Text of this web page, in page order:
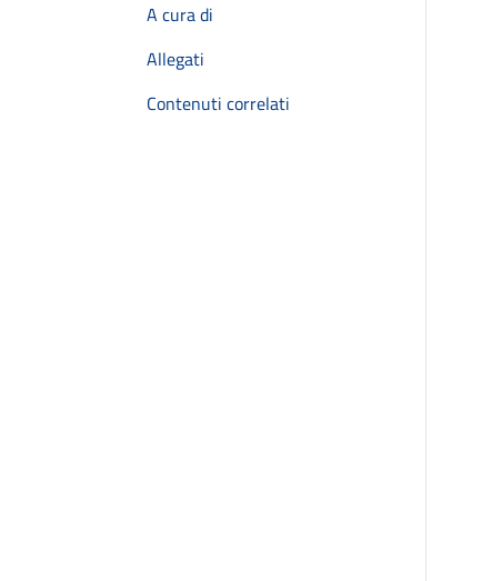
A cura di
Allegati
Contenuti correlati